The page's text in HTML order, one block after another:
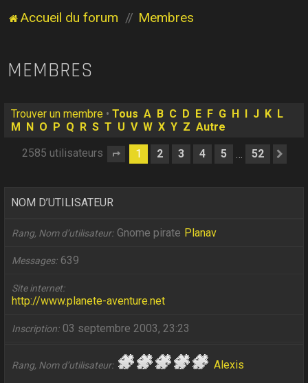
Accueil du forum Membres
MEMBRES
Trouver un membre •Tous A B C D E F G H J K L
M
N O P Q R S T U V W X Y Z Autre
2585 utilisateurs Page 1sur52
1 2 3 4 5 … 52
NOM D’UTILISATEUR
Rang, Nom d’utilisateur Gnome pirate Planav
Messages 639
Site internet
http://www.planete-aventure.net
Inscription 03 septembre 2003, 23:23
Rang, Nom d’utilisateur Alexis